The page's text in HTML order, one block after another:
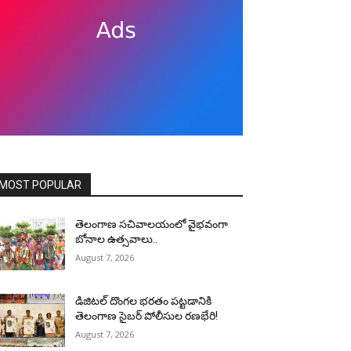
POPULAR
తెలంగాణ సచివాలయంలో వైభవంగా
బోనాల ఉత్సవాలు..
August 7, 2026
డిజిటల్ దొంగల భరతం పట్టడానికి
తెలంగాణ సైబర్ పోలీసుల రణభేరి!
August 7, 2026